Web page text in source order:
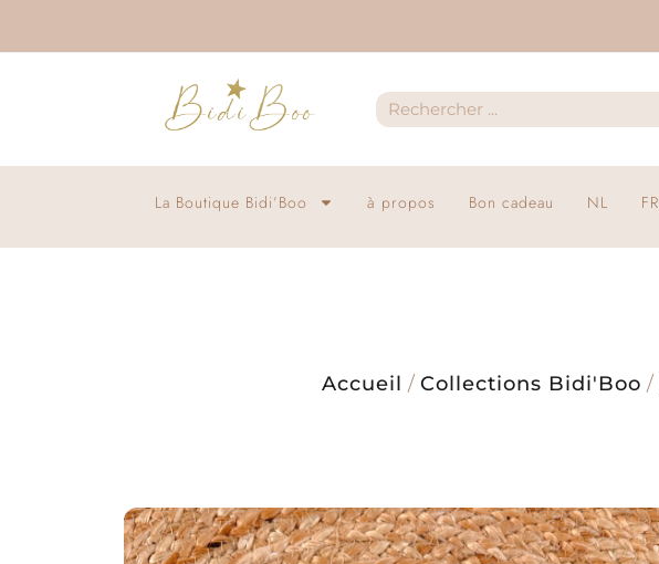
La Boutique Bidi’Boo à propos Bon cadeau NL FR
Accueil / Collections Bidi'Boo /